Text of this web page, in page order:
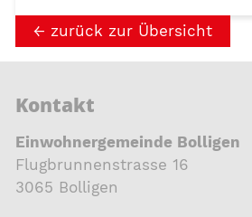
zurück zur Übersicht
Kontakt
Einwohnergemeinde Bolligen
Flugbrunnenstrasse 16
3065 Bolligen